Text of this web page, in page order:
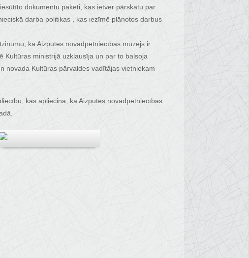
dokumentu paketi, kas ietver pārskatu par
darba politikas , kas iezīmē plānotos darbus
ka Aizputes novadpētniecības muzejs ir
Kultūras ministrijā uzklausīja un par to balsoja
novada Kultūras pārvaldes vadītājas vietniekam
kas apliecina, ka Aizputes novadpētniecības